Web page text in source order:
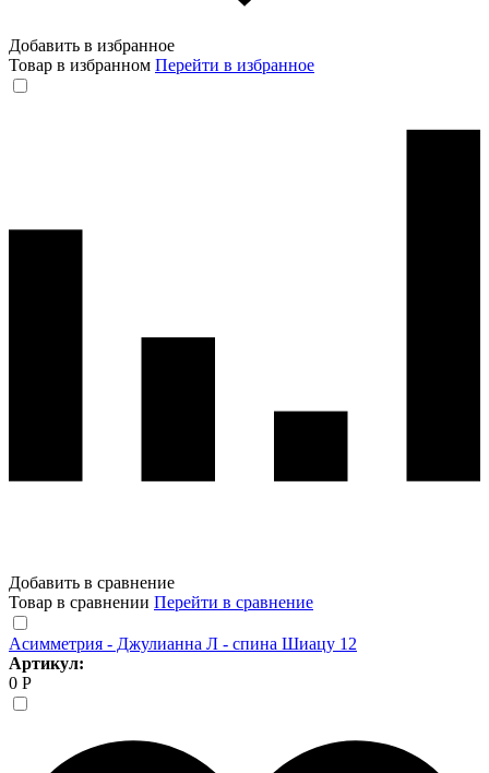
Добавить в избранное
Товар в избранном Перейти в избранное
Добавить в сравнение
Товар в сравнении Перейти в сравнение
Асимметрия - Джулианна Л - спина Шиацу 12
Артикул:
0 Р